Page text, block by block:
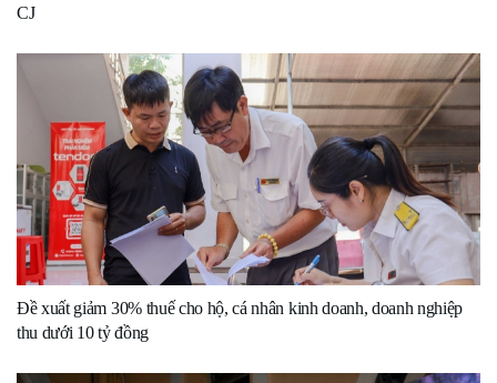
CJ
Đề xuất giảm 30% thuế cho hộ, cá nhân kinh doanh, doanh nghiệp
thu dưới 10 tỷ đồng